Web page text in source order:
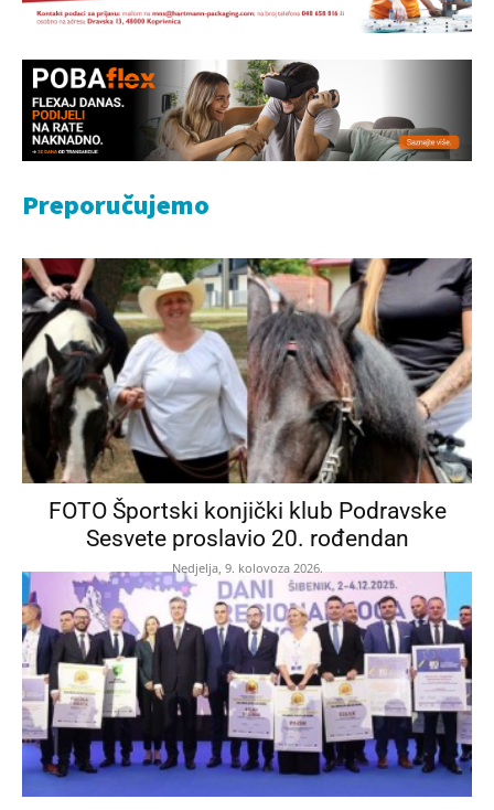
Preporučujemo
FOTO Športski konjički klub Podravske
Sesvete proslavio 20. rođendan
Nedjelja, 9. kolovoza 2026.